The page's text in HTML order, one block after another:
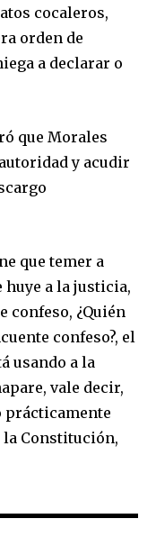
part of the
on our website
worry, we respect
Your information is
cocaleros,
orden de
a declarar o
que Morales
y acudir
que temer a
huye a la justicia,
confeso, ¿Quién
confeso?, el
usando a la
vale decir,
prácticamente
la Constitución,